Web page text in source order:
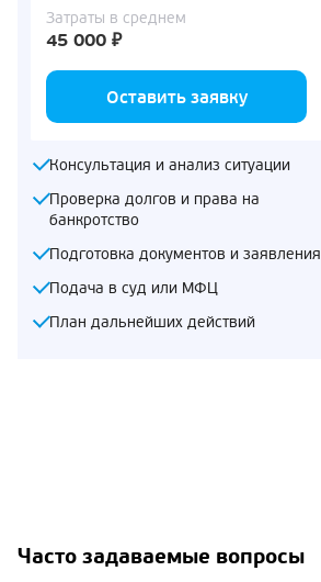
Затраты в среднем
45 000 ₽
Оставить заявку
Консультация и анализ ситуации
Проверка долгов и права на
банкротство
Подготовка документов и заявления
Подача в суд или МФЦ
План дальнейших действий
Часто задаваемые вопросы